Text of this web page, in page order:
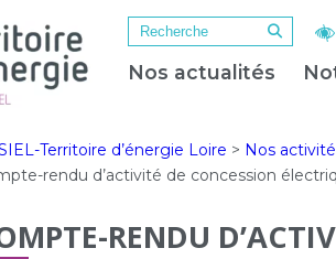
Nos actualités
Territoire d’énergie Loire > Nos
rendu d’activité de concession
RENDU